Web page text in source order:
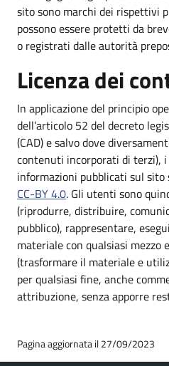
sito sono marchi dei rispettivi
possono essere protetti da
o registrati dalle autorità
Licenza dei
In applicazione del principio
dell’articolo 52 del decreto
(CAD) e salvo dove
contenuti incorporati di terzi),
informazioni pubblicati sul sito
CC-BY 4.0. Gli utenti sono
(riprodurre, distribuire,
pubblico), rappresentare,
materiale con qualsiasi mezzo
(trasformare il materiale e
per qualsiasi fine, anche
attribuzione, senza apporre
Pagina aggiornata il 27/09/2023